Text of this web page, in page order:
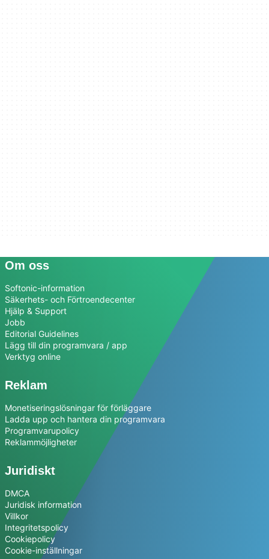
Om oss
Softonic-information
Säkerhets- och Förtroendecenter
Hjälp & Support
Jobb
Editorial Guidelines
Lägg till din programvara / app
Verktyg online
Reklam
Monetiseringslösningar för förläggare
Ladda upp och hantera din programvara
Programvarupolicy
Reklammöjligheter
Juridiskt
DMCA
Juridisk information
Villkor
Integritetspolicy
Cookiepolicy
Cookie-inställningar